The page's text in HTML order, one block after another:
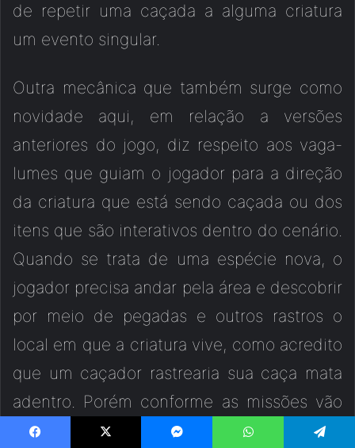
de repetir uma caçada a alguma criatura
um evento singular.
Outra mecânica que também surge como
novidade aqui, em relação a versões
anteriores do jogo, diz respeito aos vaga-
lumes que guiam o jogador para a direção
da criatura que está sendo caçada ou dos
itens que são interativos dentro do cenário.
Quando se trata de uma espécie nova, o
jogador precisa andar pela área e descobrir
por meio de pegadas e outros rastros o
local em que a criatura vive, como acredito
que um caçador rastrearia sua caça mata
adentro. Porém conforme as missões vão
sendo concluídas e a área que o jogador